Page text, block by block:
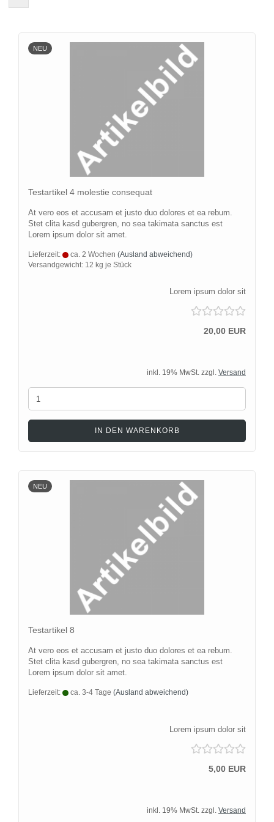
NEU
Te­st­ar­ti­kel 4 mo­les­tie con­se­quat
At vero eos et ac­cu­sam et justo duo do­lo­res et ea rebum.
Stet clita kasd gu­ber­gren, no sea ta­ki­ma­ta sanc­tus est
Lorem ipsum dolor sit amet.
Lieferzeit: ca. 2 Wochen (Ausland abweichend)
Versandgewicht: 12 kg je Stück
Lorem ipsum dolor sit
20,00 EUR
inkl. 19% MwSt. zzgl. Versand
IN DEN WARENKORB
NEU
Te­st­ar­ti­kel 8
At vero eos et ac­cu­sam et justo duo do­lo­res et ea rebum.
Stet clita kasd gu­ber­gren, no sea ta­ki­ma­ta sanc­tus est
Lorem ipsum dolor sit amet.
Lieferzeit: ca. 3-4 Tage (Ausland abweichend)
Lorem ipsum dolor sit
5,00 EUR
inkl. 19% MwSt. zzgl. Versand